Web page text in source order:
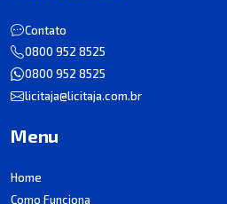
Contato
0800 952 8525
0800 952 8525
licitaja@licitaja.com.br
Menu
Home
Como Funciona